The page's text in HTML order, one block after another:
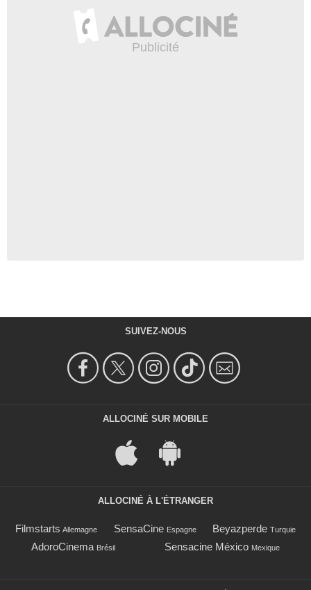
SUIVEZ-NOUS
ALLOCINÉ SUR MOBILE
ALLOCINÉ À L'ÉTRANGER
Filmstarts Allemagne SensaCine Espagne Beyazperde Turquie
AdoroCinema Brésil Sensacine México Mexique